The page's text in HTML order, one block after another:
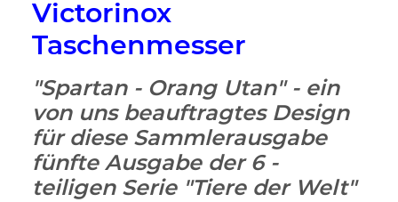
Victorinox
Taschenmesser
"Spartan - Orang Utan" - ein
von uns beauftragtes Design
für diese Sammlerausgabe
fünfte Ausgabe der 6 -
teiligen Serie "Tiere der Welt"